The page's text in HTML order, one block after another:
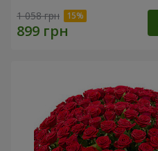
1 058 грн